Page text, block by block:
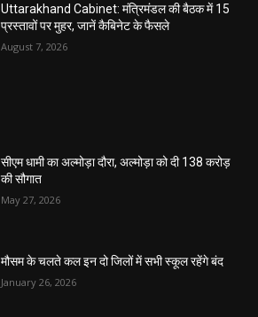
Uttarakhand Cabinet: मंत्रिमंडल की बैठक में 15
प्रस्तावों पर मुहर, जानें कैबिनेट के फैसले
August 7, 2026
सीएम धामी का अल्मोड़ा दौरा, अल्मोड़ा को दी 138 करोड़
की सौगात
May 27, 2026
मौसम के चलते कल इन दो जिलों में सभी स्कूल रहेंगे बंद
January 26, 2026